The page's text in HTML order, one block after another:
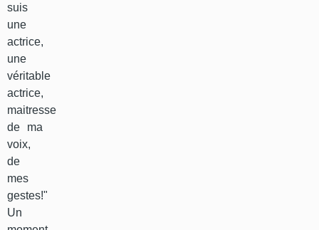
suis
une
actrice,
une
véritable
actrice,
maitresse
de ma
voix,
de
mes
gestes!"
Un